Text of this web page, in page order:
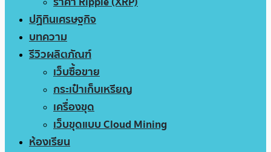
ปฏิทินเศรษฐกิจ
บทความ
รีวิวผลิตภัณฑ์
เว็บซื้อขาย
กระเป๋าเก็บเหรียญ
เครื่องขุด
เว็บขุดแบบ Cloud Mining
ห้องเรียน